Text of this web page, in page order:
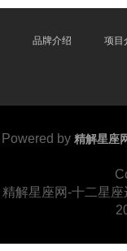
品牌介绍 项目
Powered by 精解星座
精解星座网-十二星